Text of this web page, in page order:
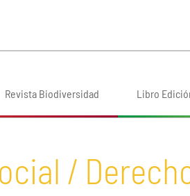
Revista Biodiversidad Libro
/